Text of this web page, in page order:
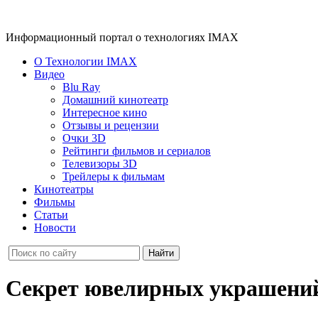
Информационный портал о технологиях IMAX
О Технологии IMAX
Видео
Blu Ray
Домашний кинотеатр
Интересное кино
Отзывы и рецензии
Очки 3D
Рейтинги фильмов и сериалов
Телевизоры 3D
Трейлеры к фильмам
Кинотеатры
Фильмы
Статьи
Новости
Секрет ювелирных